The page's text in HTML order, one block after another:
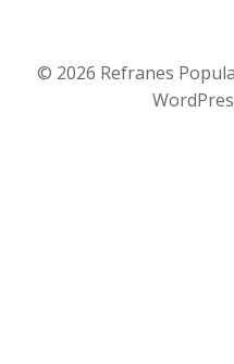
© 2026 Refranes